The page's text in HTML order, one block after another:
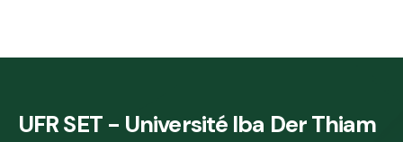
UFR SET - Université Iba Der Thiam